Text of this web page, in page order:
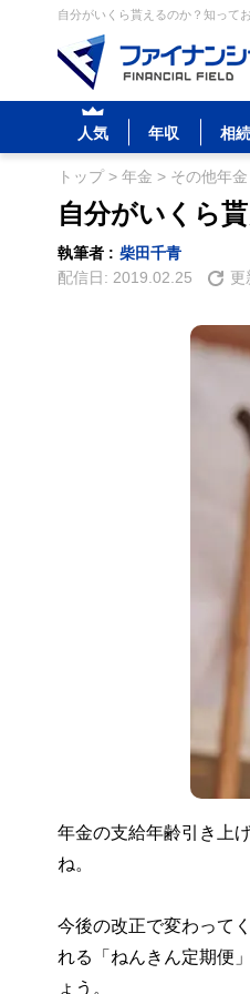
自分がいくら貰えるのか？知って
人気 年収 相続
トップ> 年金 > その他年金
自分がいくら
執筆者 : 柴田千青
配信日: 2019.02.25 更
年金の支給年齢引き上
ね。
今後の改正で変わって
れる「ねんきん定期便
ょう。